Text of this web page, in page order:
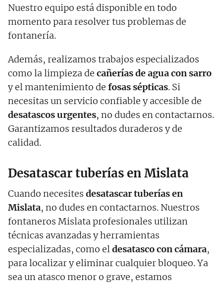
Nuestro equipo está disponible en todo
momento para resolver tus problemas de
fontanería.
Además, realizamos trabajos especializados
como la limpieza de cañerías de agua con sarro
y el mantenimiento de fosas sépticas. Si
necesitas un servicio confiable y accesible de
desatascos urgentes, no dudes en contactarnos.
Garantizamos resultados duraderos y de
calidad.
Desatascar tuberías en Mislata
Cuando necesites desatascar tuberías en
Mislata, no dudes en contactarnos. Nuestros
fontaneros Mislata profesionales utilizan
técnicas avanzadas y herramientas
especializadas, como eldesatasco con cámara,
para localizar y eliminar cualquier bloqueo. Ya
sea un atasco menor o grave, estamos